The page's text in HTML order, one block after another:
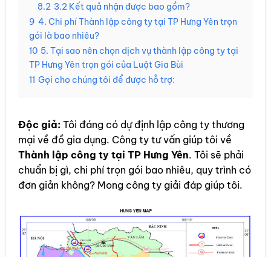
8.2 3.2 Kết quả nhận được bao gồm?
9 4. Chi phí Thành lập công ty tại TP Hưng Yên trọn
gói là bao nhiêu?
10 5. Tại sao nên chọn dịch vụ thành lập công ty tại
TP Hưng Yên trọn gói của Luật Gia Bùi
11 Gọi cho chúng tôi để được hỗ trợ:
Độc giả: Tôi đáng có dự định lập công ty thương
mại về đồ gia dụng. Công ty tư vấn giúp tôi về
Thành lập công ty tại TP Hưng Yên. Tôi sẽ phải
chuẩn bị gì, chi phí trọn gói bao nhiêu, quy trình có
đơn giản không? Mong công ty giải đáp giúp tôi.